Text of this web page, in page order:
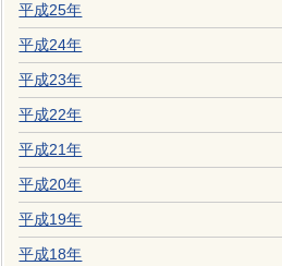
平成25年
平成24年
平成23年
平成22年
平成21年
平成20年
平成19年
平成18年